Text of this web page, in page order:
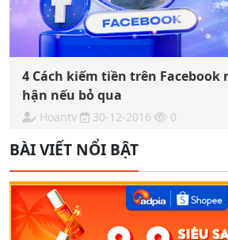
4 Cách kiếm tiền trên Facebook
hận nếu bỏ qua
Hoantv 30-12-2016 0
BÀI VIẾT NỔI BẬT